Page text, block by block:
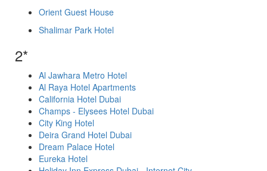
Orient Guest House
Shalimar Park Hotel
2*
Al Jawhara Metro Hotel
Al Raya Hotel Apartments
California Hotel Dubai
Champs - Elysees Hotel Dubai
City King Hotel
Deira Grand Hotel Dubai
Dream Palace Hotel
Eureka Hotel